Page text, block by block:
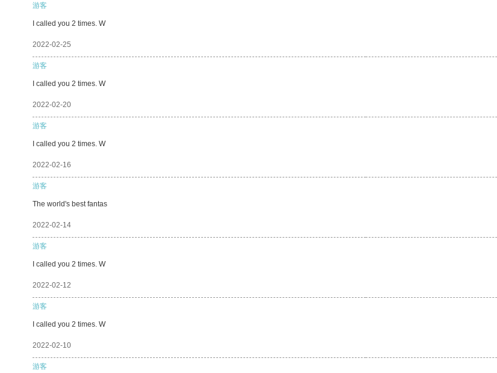
游客
I called you 2 times. W
2022-02-25
游客
I called you 2 times. W
2022-02-20
游客
I called you 2 times. W
2022-02-16
游客
The world's best fantas
2022-02-14
游客
I called you 2 times. W
2022-02-12
游客
I called you 2 times. W
2022-02-10
游客